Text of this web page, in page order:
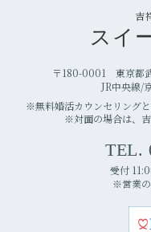
吉
スイ
〒180-0001 東京都
JR中央線/
※無料婚活カウンセリング
※対面の場合は、
TEL.
受付
※営業